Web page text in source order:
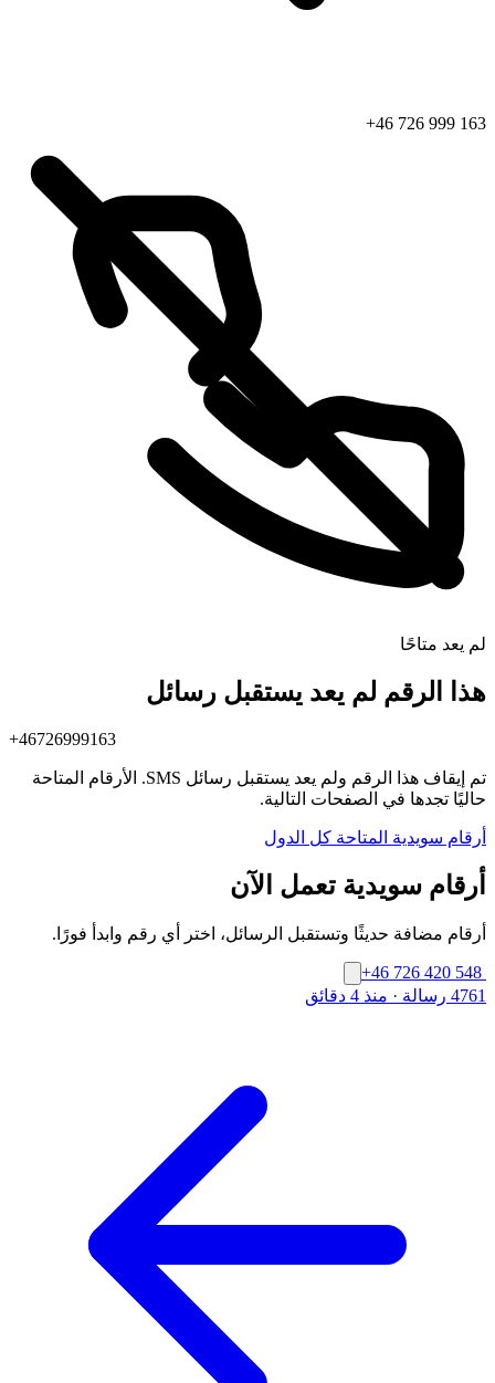
+46 726 999 163
لم يعد متاحًا
هذا الرقم لم يعد يستقبل رسائل
+46726999163
تم إيقاف هذا الرقم ولم يعد يستقبل رسائل SMS. الأرقام المتاحة
حاليًا تجدها في الصفحات التالية.
أرقام سويدية المتاحة كل الدول
أرقام سويدية تعمل الآن
أرقام مضافة حديثًا وتستقبل الرسائل، اختر أي رقم وابدأ فورًا.
+46 726 420 548
4761 رسالة
· منذ 4 دقائق